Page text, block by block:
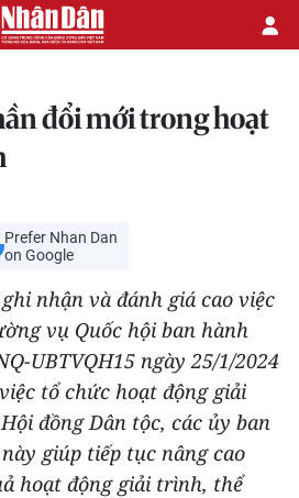
đổi mới trong hoạt
Prefer Nhan Dan
on Google
nhận và đánh giá cao việc
vụ Quốc hội ban hành
UBTVQH15 ngày 25/1/2024
tổ chức hoạt động giải
đồng Dân tộc, các ủy ban
giúp tiếp tục nâng cao
hoạt động giải trình, thể